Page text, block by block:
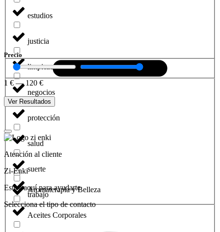
Aromaterapia y Belleza
Aceites Corporales
estudios
justicia
limpieza
negocios
protección
salud
suerte
trabajo
Precio
1 € —120 €
Ver Resultados
Atención al cliente
Zi-Enki
Estoy aquí para ayudarte
Selecciona el tipo de contacto